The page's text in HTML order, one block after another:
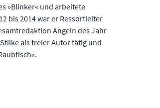
»Blinker« und arbeitete
bis 2014 war er Ressortleiter
Angeln des Jahr
als freier Autor tätig und